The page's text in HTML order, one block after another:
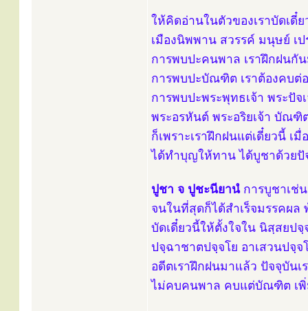
ให้คิดอ่านในตัวของเราบัดเดี๋
เมืองนิพพาน สวรรค์ มนุษย์ เ
การพบปะคนพาล เราฝึกฝนกั
การพบปะบัณฑิต เราต้องคบต่
การพบปะพระพุทธเจ้า พระปัจ
พระอรหันต์ พระอริยเจ้า บัณ
ก็เพราะเราฝึกฝนแต่เดี๋ยวนี้ เ
ได้ทำบุญให้ทาน ได้บูชาด้วย
ปูชา จ ปูชะนียานํการบูชาเช่
จนในที่สุดก็ได้สำเร็จมรรคผ
บัดเดี๋ยวนี้ให้ตั้งใจใน นิสฺสยป
ปจฺฉาชาตปจฺจโย อาเสวนปจฺ
อดีตเราฝึกฝนมาแล้ว ปัจจุบัน
ไม่คบคนพาล คบแต่บัณฑิต เพิ่